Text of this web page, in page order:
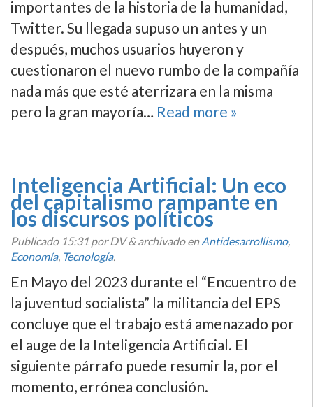
importantes de la historia de la humanidad,
Twitter. Su llegada supuso un antes y un
después, muchos usuarios huyeron y
cuestionaron el nuevo rumbo de la compañía
nada más que esté aterrizara en la misma
pero la gran mayoría… Read more »
Inteligencia Artificial: Un eco
del capitalismo rampante en
los discursos políticos
Publicado 15:31 por DV&archivado enAntidesarrollismo,
Economí­a, Tecnologí­a.
En Mayo del 2023 durante el “Encuentro de
la juventud socialista” la militancia del EPS
concluye que el trabajo está amenazado por
el auge de la Inteligencia Artificial. El
siguiente párrafo puede resumir la, por el
momento, errónea conclusión.